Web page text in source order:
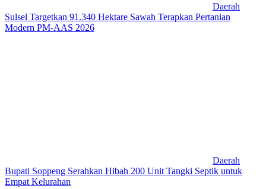
Daerah
Sulsel Targetkan 91.340 Hektare Sawah Terapkan Pertanian
Modern PM-AAS 2026
Daerah
Bupati Soppeng Serahkan Hibah 200 Unit Tangki Septik untuk
Empat Kelurahan